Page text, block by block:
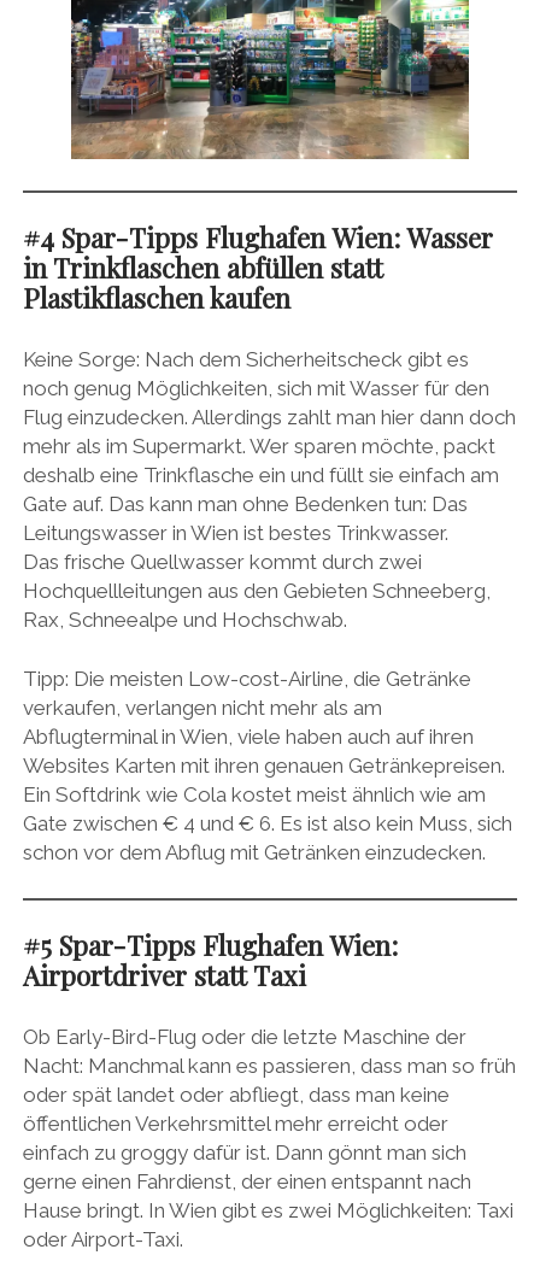
#4 Spar-Tipps Flughafen Wien: Wasser
in Trinkflaschen abfüllen statt
Plastikflaschen kaufen
Keine Sorge: Nach dem Sicherheitscheck gibt es
noch genug Möglichkeiten, sich mit Wasser für den
Flug einzudecken. Allerdings zahlt man hier dann doch
mehr als im Supermarkt. Wer sparen möchte, packt
deshalb eine Trinkflasche ein und füllt sie einfach am
Gate auf. Das kann man ohne Bedenken tun: Das
Leitungswasser in Wien ist bestes Trinkwasser.
Das frische Quellwasser kommt durch zwei
Hochquellleitungen aus den Gebieten Schneeberg,
Rax, Schneealpe und Hochschwab.
Tipp: Die meisten Low-cost-Airline, die Getränke
verkaufen, verlangen nicht mehr als am
Abflugterminal in Wien, viele haben auch auf ihren
Websites Karten mit ihren genauen Getränkepreisen.
Ein Softdrink wie Cola kostet meist ähnlich wie am
Gate zwischen € 4 und € 6. Es ist also kein Muss, sich
schon vor dem Abflug mit Getränken einzudecken.
#5 Spar-Tipps Flughafen Wien:
Airportdriver statt Taxi
Ob Early-Bird-Flug oder die letzte Maschine der
Nacht: Manchmal kann es passieren, dass man so früh
oder spät landet oder abfliegt, dass man keine
öffentlichen Verkehrsmittel mehr erreicht oder
einfach zu groggy dafür ist. Dann gönnt man sich
gerne einen Fahrdienst, der einen entspannt nach
Hause bringt. In Wien gibt es zwei Möglichkeiten: Taxi
oder Airport-Taxi.